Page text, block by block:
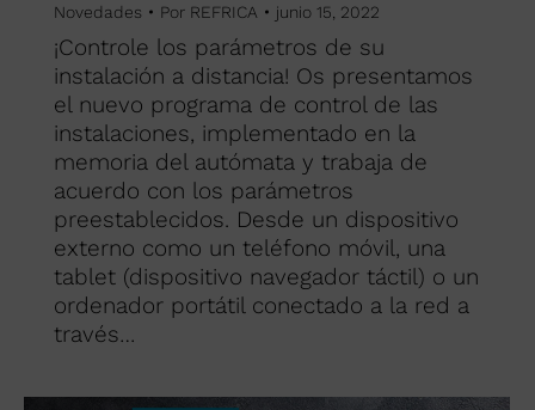
Novedades Por REFRICA junio 15, 2022
¡Controle los parámetros de su
instalación a distancia! Os presentamos
el nuevo programa de control de las
instalaciones, implementado en la
memoria del autómata y trabaja de
acuerdo con los parámetros
preestablecidos. Desde un dispositivo
externo como un teléfono móvil, una
tablet (dispositivo navegador táctil) o un
ordenador portátil conectado a la red a
través…